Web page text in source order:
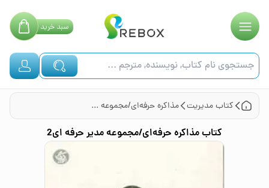
سبدخرید
کتابمدیریت مذاکره حرفه‌ای/مجموعه مدیر حرفه ای2
کتابمذاکره حرفه‌ای/مجموعه مدیر حرفه ای2